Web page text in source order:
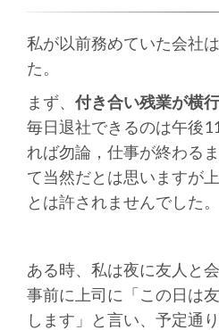
私が以前務めていた会社
た。
まず、 付き合い残業が横
毎日退社できるのは午後
れば勿論，仕事が終わる
て当然だとは思いますが
とは許されませんでした。
ある時、私は夜に友人と
事前に上司に「この日は
します」と言い、予定通